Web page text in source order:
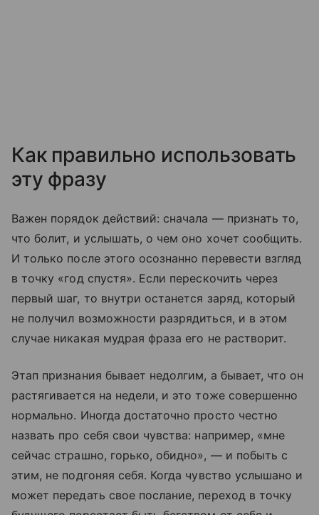
Как правильно использовать
эту фразу
Важен порядок действий: сначала — признать то,
что болит, и услышать, о чем оно хочет сообщить.
И только после этого осознанно перевести взгляд
в точку «год спустя». Если перескочить через
первый шаг, то внутри останется заряд, который
не получил возможности разрядиться, и в этом
случае никакая мудрая фраза его не растворит.
Этап признания бывает недолгим, а бывает, что он
растягивается на недели, и это тоже совершенно
нормально. Иногда достаточно просто честно
назвать про себя свои чувства: например, «мне
сейчас страшно, горько, обидно», — и побыть с
этим, не подгоняя себя. Когда чувство услышано и
может передать свое послание, переход в точку